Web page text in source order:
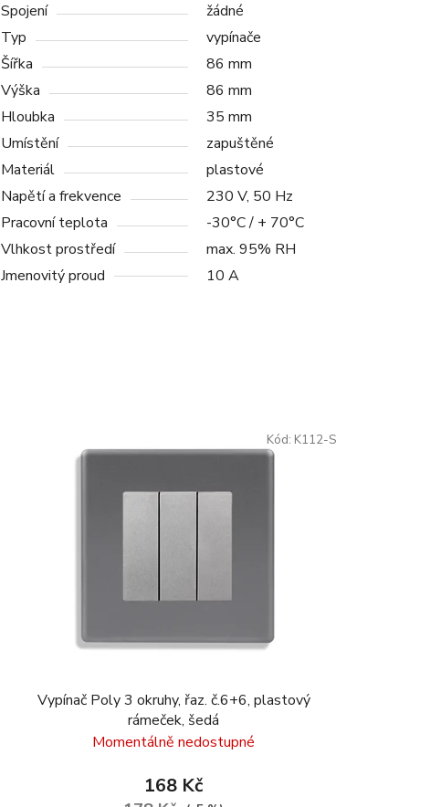
Spojení
žádné
Typ
vypínače
Šířka
86 mm
Výška
86 mm
Hloubka
35 mm
Umístění
zapuštěné
Materiál
plastové
Napětí a frekvence
230 V, 50 Hz
Pracovní teplota
-30°C / + 70°C
Vlhkost prostředí
max. 95% RH
Jmenovitý proud
10 A
Vypínač Poly 3 okruhy, řaz. č.6+6, plastový
rámeček, šedá
Momentálně nedostupné
168 Kč
Kód: K112-S